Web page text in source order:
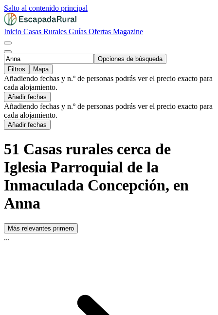
Salto al contenido principal
Inicio Casas Rurales Guías Ofertas Magazine
Opciones de búsqueda
Filtros
Mapa
Añadiendo fechas y n.º de personas podrás ver el precio exacto para
cada alojamiento.
Añadir fechas
Añadiendo fechas y n.º de personas podrás ver el precio exacto para
cada alojamiento.
Añadir fechas
51 Casas rurales cerca de
Iglesia Parroquial de la
Inmaculada Concepción, en
Anna
Más relevantes primero
...